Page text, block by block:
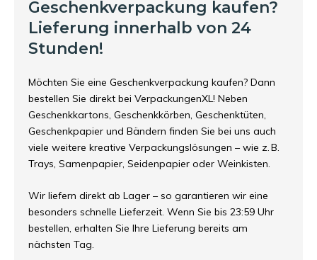
Geschenkverpackung kaufen?
Lieferung innerhalb von 24
Stunden!
Möchten Sie eine Geschenkverpackung kaufen? Dann
bestellen Sie direkt bei VerpackungenXL! Neben
Geschenkkartons, Geschenkkörben, Geschenktüten,
Geschenkpapier und Bändern finden Sie bei uns auch
viele weitere kreative Verpackungslösungen – wie z. B.
Trays, Samenpapier, Seidenpapier oder Weinkisten.
Wir liefern direkt ab Lager – so garantieren wir eine
besonders schnelle Lieferzeit. Wenn Sie bis 23:59 Uhr
bestellen, erhalten Sie Ihre Lieferung bereits am
nächsten Tag.